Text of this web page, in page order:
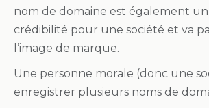
nom de domaine est également
crédibilité pour une société et va
l’image de marque.
Une personne morale (donc une
enregistrer plusieurs noms de